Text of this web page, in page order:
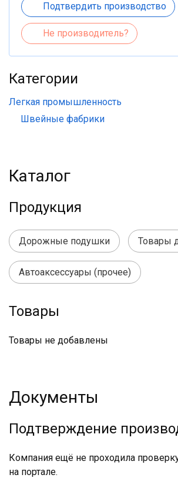
Подтвердить производство
Не производитель?
Категории
Легкая промышленность
Швейные фабрики
Каталог
Продукция
Дорожные подушки Товары
Автоаксессуары (прочее)
Товары
Товары не добавлены
Документы
Подтверждение
Компания ещё не проходила
на портале.